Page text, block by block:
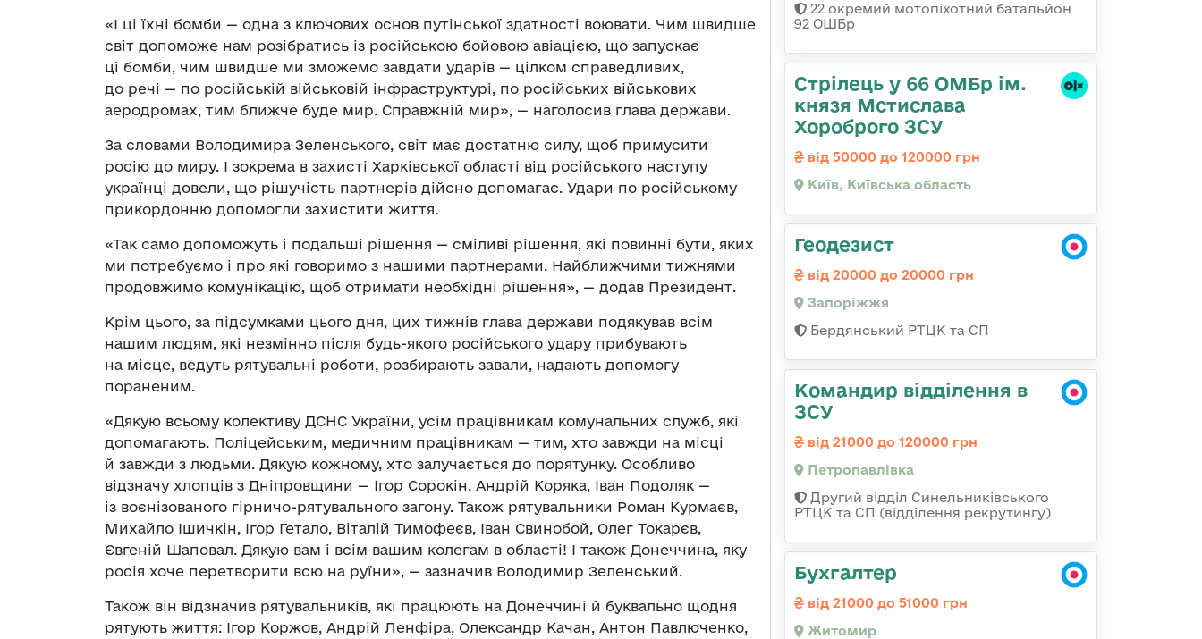
«І ці їхні бомби — одна з ключових основ путінської здатності воювати. Чим швидше
світ допоможе нам розібратись із російською бойовою авіацією, що запускає
ці бомби, чим швидше ми зможемо завдати ударів — цілком справедливих,
до речі — по російській військовій інфраструктурі, по російських військових
аеродромах, тим ближче буде мир. Справжній мир», — наголосив глава держави.
За словами Володимира Зеленського, світ має достатню силу, щоб примусити
росію до миру. І зокрема в захисті Харківської області від російського наступу
українці довели, що рішучість партнерів дійсно допомагає. Удари по російському
прикордонню допомогли захистити життя.
«Так само допоможуть і подальші рішення — сміливі рішення, які повинні бути, яких
ми потребуємо і про які говоримо з нашими партнерами. Найближчими тижнями
продовжимо комунікацію, щоб отримати необхідні рішення», — додав Президент.
Крім цього, за підсумками цього дня, цих тижнів глава держави подякував всім
нашим людям, які незмінно після будь-якого російського удару прибувають
на місце, ведуть рятувальні роботи, розбирають завали, надають допомогу
пораненим.
«Дякую всьому колективу ДСНС України, усім працівникам комунальних служб, які
допомагають. Поліцейським, медичним працівникам — тим, хто завжди на місці
й завжди з людьми. Дякую кожному, хто залучається до порятунку. Особливо
відзначу хлопців з Дніпровщини — Ігор Сорокін, Андрій Коряка, Іван Подоляк —
із воєнізованого гірничо-рятувального загону. Також рятувальники Роман Курмаєв,
Михайло Ішичкін, Ігор Гетало, Віталій Тимофеєв, Іван Свинобой, Олег Токарєв,
Євгеній Шаповал. Дякую вам і всім вашим колегам в області! І також Донеччина, яку
росія хоче перетворити всю на руїни», — зазначив Володимир Зеленський.
Також він відзначив рятувальників, які працюють на Донеччині й буквально щодня
рятують життя: Ігор Коржов, Андрій Ленфіра, Олександр Качан, Антон Павлюченко,
22 окремий мотопіхотний батальйон
92 ОШБр
Стрілець у 66 ОМБр ім.
князя Мстислава
Хороброго ЗСУ
від 50000 до 120000 грн
Київ, Київська область
Геодезист
від 20000 до 20000 грн
Запоріжжя
Бердянський РТЦК та СП
Командир відділення в
ЗСУ
від 21000 до 120000 грн
Петропавлівка
Другий відділ Синельниківського
РТЦК та СП (відділення рекрутингу)
Бухгалтер
від 21000 до 51000 грн
Житомир